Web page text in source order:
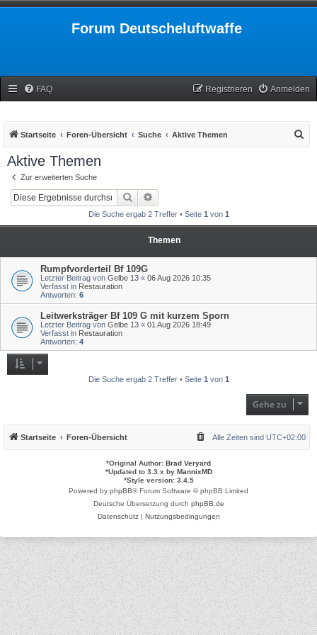
Forum Deutscheluftwaffe
FAQ Anmelden
Registrieren
Startseite Foren-Übersicht Suche Aktive Themen
Aktive Themen
Zur erweiterten Suche
Suche
Die Suche ergab 2 Treffer • Seite 1 von 1
Themen
Rumpfvorderteil Bf 109G
Letzter Beitrag von Gelbe 13 « 06 Aug 2026 10:35
Verfasst in Restauration
Antworten: 6
Leitwerksträger Bf 109 G mit kurzem Sporn
Letzter Beitrag von Gelbe 13 « 01 Aug 2026 18:49
Verfasst in Restauration
Antworten: 4
Die Suche ergab 2 Treffer • Seite 1 von 1
Gehe zu
Startseite Foren-Übersicht Alle Zeiten sind UTC+02:00
*Original Author: Brad Veryard
*Updated to 3.3.x by MannixMD
*Style version: 3.4.5
Powered by phpBB® Forum Software © phpBB Limited
Deutsche Übersetzung durch phpBB.de
Datenschutz| Nutzungsbedingungen